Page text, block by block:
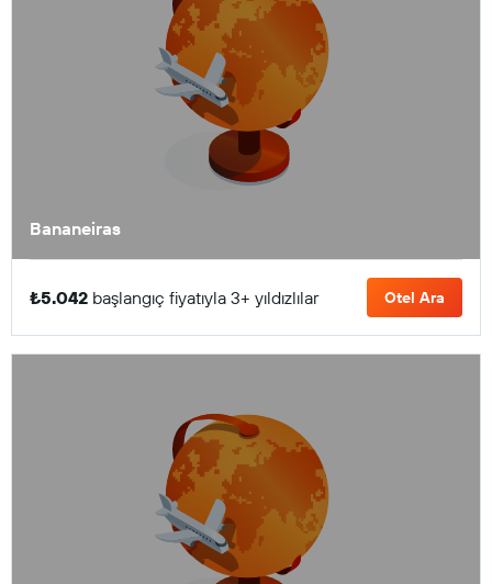
Bananeiras
₺5.042 başlangıç fiyatıyla 3+ yıldızlılar Otel Ara